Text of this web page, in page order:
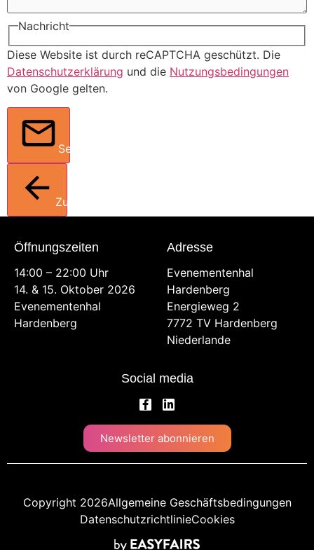
Nachricht
Diese Website ist durch reCAPTCHA geschützt. Die
Datenschutzerklärung und die Nutzungsbedingungen
von Google gelten.
Senden
Zurück
Öffnungszeiten
14:00 – 22:00 Uhr
14. & 15. Oktober 2026
Evenementenhal
Hardenberg
Adresse
Evenementenhal
Hardenberg
Energieweg 2
7772 TV Hardenberg
Niederlande
Social media
Newsletter abonnieren
Copyright 2026Allgemeine Geschäftsbedingungen
DatenschutzrichtlinieCookies